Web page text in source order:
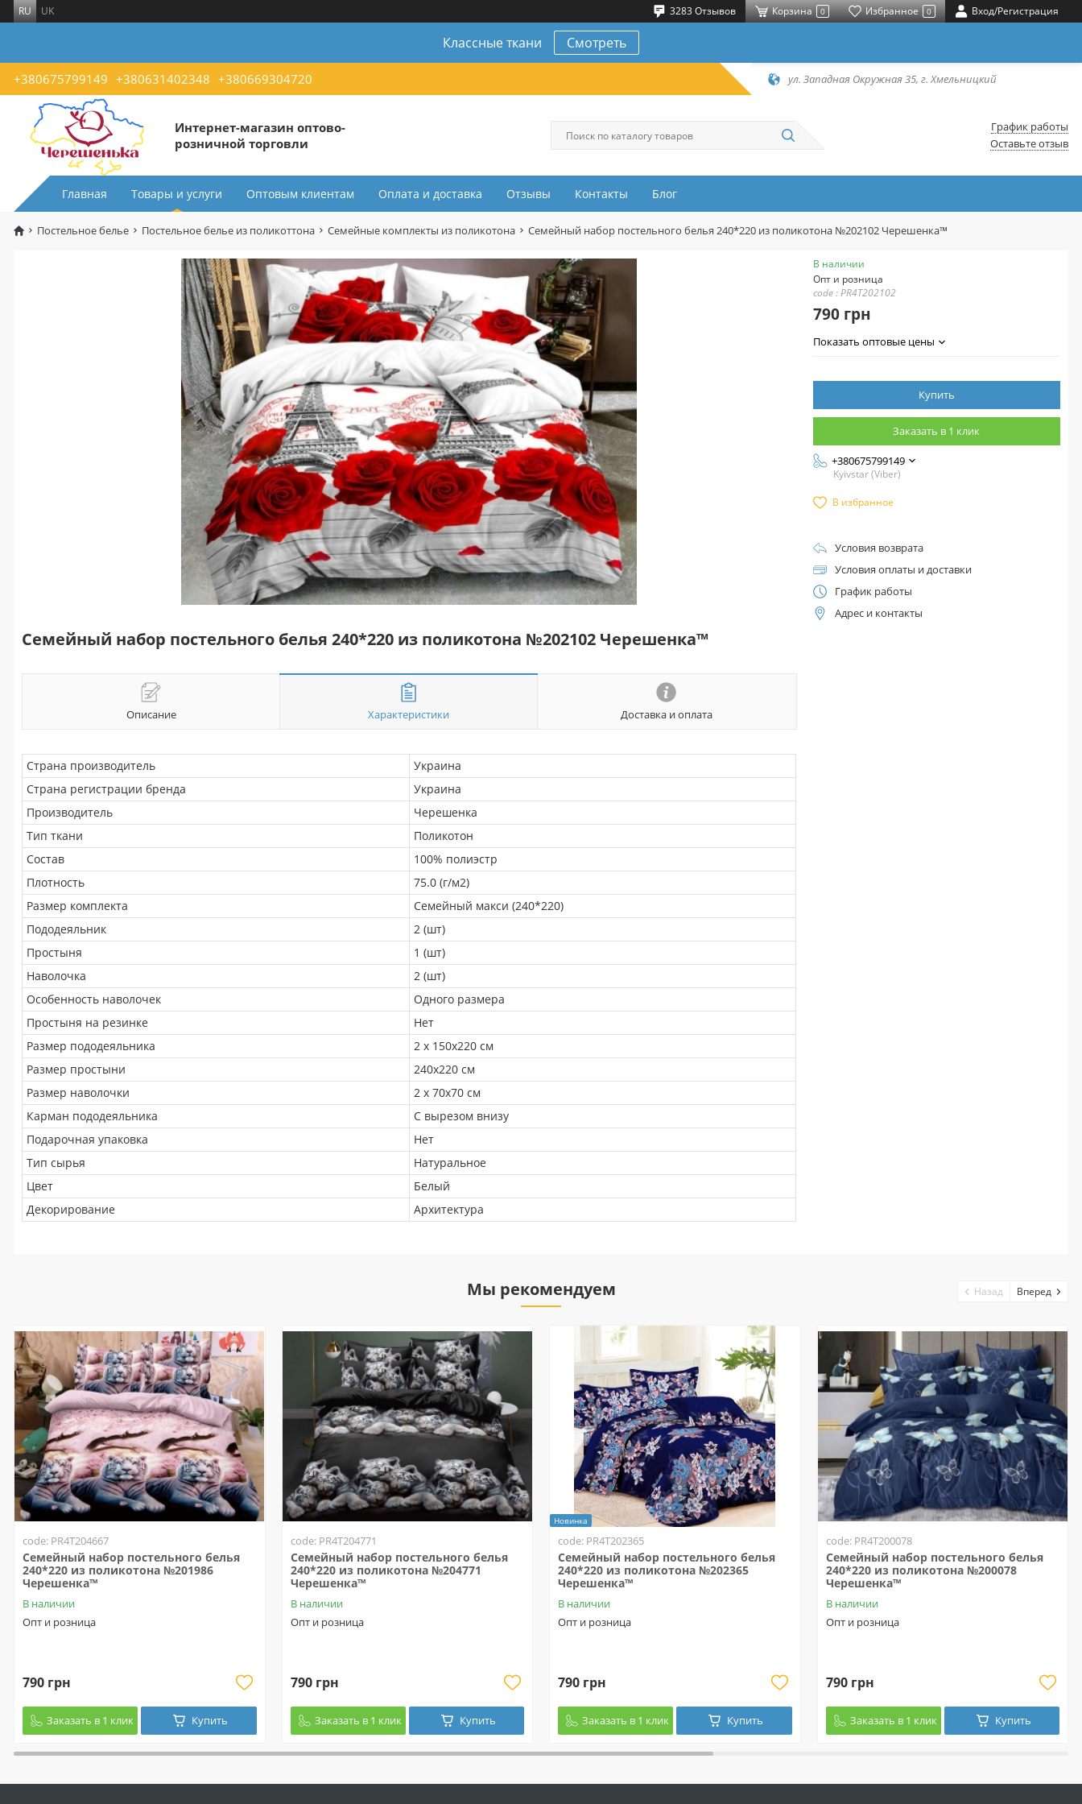
RU UK 3283 Отзывов Корзина 0 Избранное 0 Вход/Регистрация
Классные ткани Смотреть
+380675799149 +380631402348 +380669304720 ул. Западная Окружная 35, г. Хмельницкий
Интернет-магазин оптово-
розничной торговли
График работы
Оставьте отзыв
Главная Товары и услуги Оптовым клиентам Оплата и доставка Отзывы Контакты Блог
Постельное белье Постельное белье из поликоттона Семейные комплекты из поликотона Семейный набор постельного белья 240*220 из поликотона №202102 Черешенка™
Семейный набор постельного белья 240*220 из поликотона №202102 Черешенка™
Описание Характеристики Доставка и оплата
Страна производитель
Украина
Страна регистрации бренда
Украина
Производитель
Черешенка
Тип ткани
Поликотон
Состав
100% полиэстр
Плотность
75.0 (г/м2)
Размер комплекта
Семейный макси (240*220)
Пододеяльник
2 (шт)
Простыня
1 (шт)
Наволочка
2 (шт)
Особенность наволочек
Одного размера
Простыня на резинке
Нет
Размер пододеяльника
2 х 150х220 см
Размер простыни
240х220 см
Размер наволочки
2 х 70х70 см
Карман пододеяльника
С вырезом внизу
Подарочная упаковка
Нет
Тип сырья
Натуральное
Цвет
Белый
Декорирование
Архитектура
В наличии
Опт и розница
code : PR4T202102
790 грн
Показать оптовые цены
Купить
Заказать в 1 клик
+380675799149
Kyivstar (Viber)
В избранное
Условия возврата
Условия оплаты и доставки
График работы
Адрес и контакты
Мы рекомендуем
code: PR4T204667
Семейный набор постельного белья
240*220 из поликотона №201986
Черешенка™
В наличии
Опт и розница
790 грн
Заказать в 1 клик Купить
code: PR4T204771
Семейный набор постельного белья
240*220 из поликотона №204771
Черешенка™
В наличии
Опт и розница
790 грн
Заказать в 1 клик Купить
Новинка
code: PR4T202365
Семейный набор постельного белья
240*220 из поликотона №202365
Черешенка™
В наличии
Опт и розница
790 грн
Заказать в 1 клик Купить
code: PR4T200078
Семейный набор постельного белья
240*220 из поликотона №200078
Черешенка™
В наличии
Опт и розница
790 грн
Заказать в 1 клик Купить
Назад Вперед